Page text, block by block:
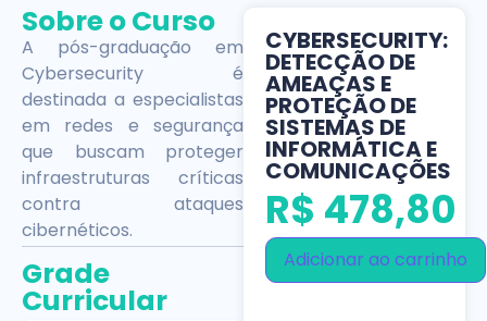
Sobre o Curso
A pós-graduação em
Cybersecurity é
destinada a especialistas
em redes e segurança
que buscam proteger
infraestruturas críticas
contra ataques
cibernéticos.
Grade
Curricular
CYBERSECURITY:
DETECÇÃO DE
AMEAÇAS E
PROTEÇÃO DE
SISTEMAS DE
INFORMÁTICA E
COMUNICAÇÕES
R$ 478,80
Adicionar ao carrinho